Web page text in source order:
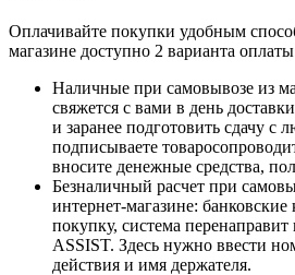
Оплачивайте покупки удобным
магазине доступно 2 варианта
Наличные при самовывозе из
свяжется с вами в день
и заранее подготовить сдачу
подписываете
вносите денежные средства,
Безналичный расчет при
интернет-магазине:
покупку, система перенаправит
ASSIST. Здесь нужно ввести
действия и имя держателя.